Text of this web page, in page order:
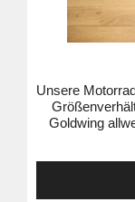
Unsere
Goldwing